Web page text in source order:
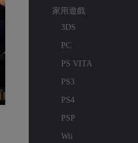
家用遊戲
3DS
PC
PS VITA
PS3
PS4
PSP
Wii